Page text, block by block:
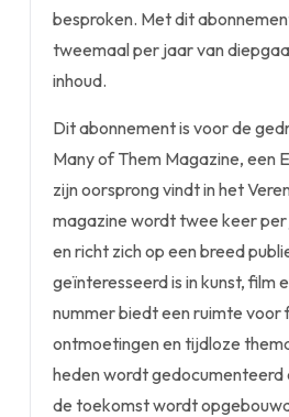
besproken. Met dit
tweemaal per jaar van
inhoud.
Dit abonnement is voor de
Many of Them Magazine, een
zijn oorsprong vindt in het
magazine wordt twee keer
en richt zich op een breed
geïnteresseerd is in kunst, film
nummer biedt een ruimte voor
ontmoetingen en tijdloze
heden wordt gedocumenteerd
de toekomst wordt